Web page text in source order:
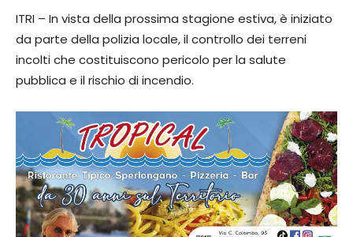
ITRI – In vista della prossima stagione estiva, è iniziato
da parte della polizia locale, il controllo dei terreni
incolti che costituiscono pericolo per la salute
pubblica e il rischio di incendio.